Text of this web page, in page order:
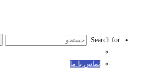
Search for:
تماس با ما